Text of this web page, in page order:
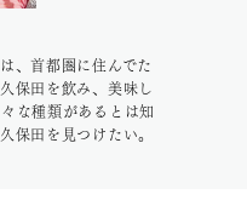
、首都圏に住んでた
保田を飲み、美味し
な種類があるとは知
保田を見つけたい。